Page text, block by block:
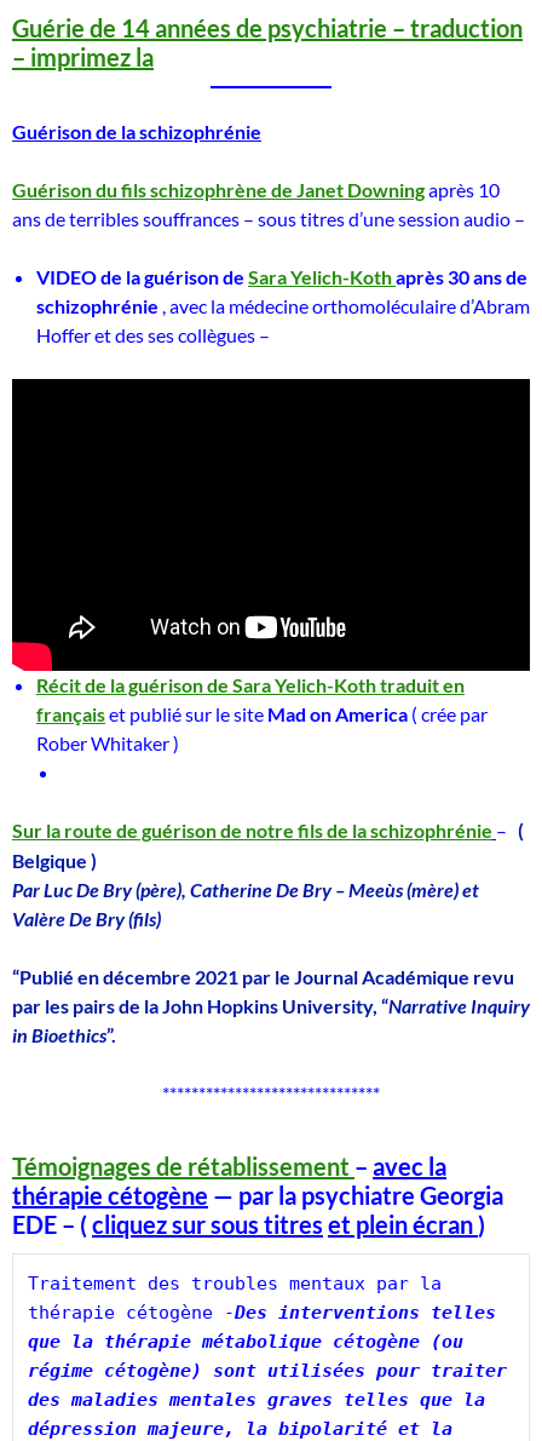
Guérie de 14 années de psychiatrie – traduction
– imprimez la
Guérison de la schizophrénie
Guérison du fils schizophrène de Janet Downingaprès 10
ans de terribles souffrances – sous titres d’une session audio –
VIDEO de la guérison de Sara Yelich-Kothaprès 30 ans de
schizophrénie , avec la médecine orthomoléculaire d’Abram
Hoffer et des ses collègues –
Récit de la guérison de Sara Yelich-Koth traduit en
françaiset publié sur le site Mad on America ( crée par
Rober Whitaker )
Sur la route de guérison de notre fils de la schizophrénie – (
Belgique )
Par Luc De Bry (père), Catherine De Bry – Meeùs (mère) et
Valère De Bry (fils)
“Publié en décembre 2021 par le Journal Académique revu
par les pairs de la John Hopkins University, “Narrative Inquiry
in Bioethics”.
******************************
Témoignages de rétablissement – avec la
thérapie cétogène — par la psychiatre Georgia
EDE – (cliquez sur sous titres et plein écran)
Traitement des troubles mentaux par la
thérapie cétogène -Des interventions telles
que la thérapie métabolique cétogène (ou
régime cétogène) sont utilisées pour traiter
des maladies mentales graves telles que la
dépression majeure, la bipolarité et la